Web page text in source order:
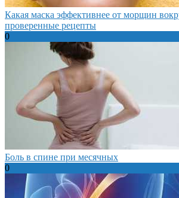
Какая маска эффективнее от морщин
проверенные рецепты
0
Боль в спине при месячных
0